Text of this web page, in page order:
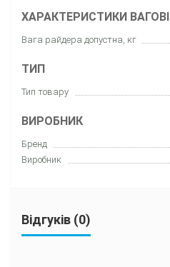
ХАРАКТЕРИСТИКИ ВАГОВІ
Вага райдера допустна, кг
ТИП
Тип товару
ВИРОБНИК
Бренд
Виробник
Відгуків (0)